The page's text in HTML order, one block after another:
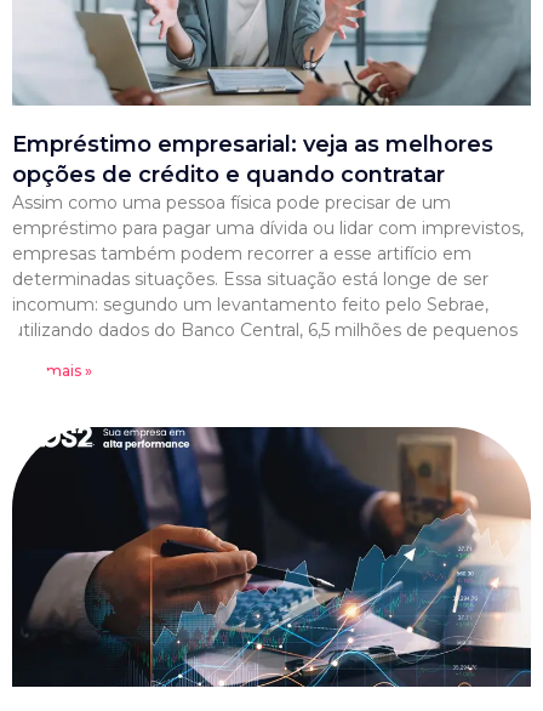
Empréstimo empresarial: veja as melhores
opções de crédito e quando contratar
Assim como uma pessoa física pode precisar de um
empréstimo para pagar uma dívida ou lidar com imprevistos,
empresas também podem recorrer a esse artifício em
determinadas situações. Essa situação está longe de ser
incomum: segundo um levantamento feito pelo Sebrae,
utilizando dados do Banco Central, 6,5 milhões de pequenos
Leia mais »